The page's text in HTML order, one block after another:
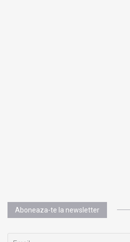
Aboneaza-te la newsletter